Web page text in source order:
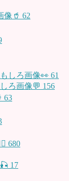
像🥤 62
しろ画像👀 61
ろ画像💬 156
63
680
17